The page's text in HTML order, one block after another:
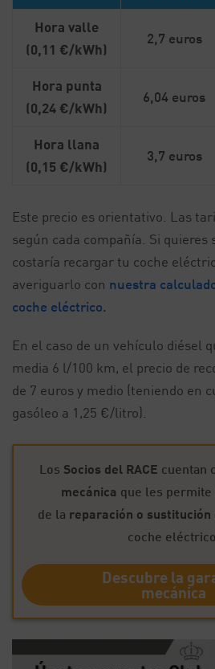
Hora valle
(0,11 €/kWh)
2,7 euros
Hora punta
(0,24 €/kWh)
6,04 euros
Hora llana
(0,15 €/kWh)
3,7 euros
Este precio es orientativo. Las
según cada compañía. Si quieres
costaría recargar tu coche
averiguarlo con nuestra
coche eléctrico.
En el caso de un vehículo diésel
media 6 l/100 km, el precio de
de 7 euros y medio (teniendo en
gasóleo a 1,25 €/litro).
Los Socios del RACE cuentan
mecánica que les
de la reparación o sustitución
coche eléctrico.
Descubre la
mecánica